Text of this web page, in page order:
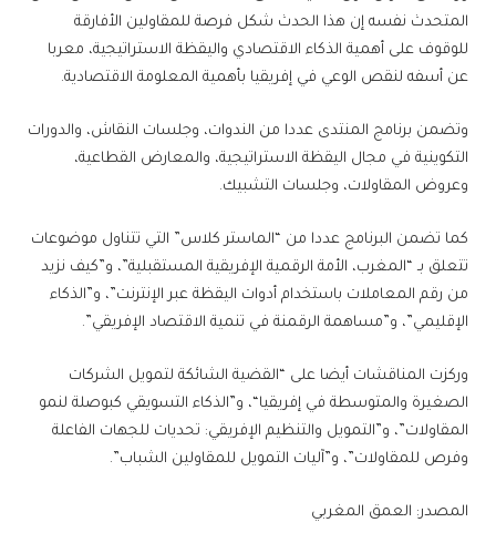
المتحدث نفسه إن هذا الحدث شكل فرصة للمقاولين الأفارقة
للوقوف على أهمية الذكاء الاقتصادي واليقظة الاستراتيجية، معربا
عن أسفه لنقص الوعي في إفريقيا بأهمية المعلومة الاقتصادية.
وتضمن برنامج المنتدى عددا من الندوات، وجلسات النقاش، والدورات
التكوينية في مجال اليقظة الاستراتيجية، والمعارض القطاعية،
وعروض المقاولات، وجلسات التشبيك.
كما تضمن البرنامج عددا من “الماستر كلاس” التي تتناول موضوعات
تتعلق بـ “المغرب، الأمة الرقمية الإفريقية المستقبلية”، و”كيف نزيد
من رقم المعاملات باستخدام أدوات اليقظة عبر الإنترنت”، و”الذكاء
الإقليمي”، و”مساهمة الرقمنة في تنمية الاقتصاد الإفريقي”.
وركزت المناقشات أيضا على “القضية الشائكة لتمويل الشركات
الصغيرة والمتوسطة في إفريقيا“، و”الذكاء التسويقي كبوصلة لنمو
المقاولات”، و”التمويل والتنظيم الإفريقي: تحديات للجهات الفاعلة
وفرص للمقاولات”، و”آليات التمويل للمقاولين الشباب”.
المصدر: العمق المغربي